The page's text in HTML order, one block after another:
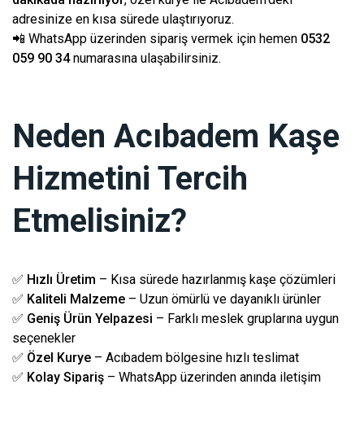
adresinize en kısa sürede ulaştırıyoruz.
📲 WhatsApp üzerinden sipariş vermek için hemen 0532
059 90 34numarasına ulaşabilirsiniz.
Neden Acıbadem Kaşe
Hizmetini Tercih
Etmelisiniz?
✅ Hızlı Üretim – Kısa sürede hazırlanmış kaşe çözümleri
✅ Kaliteli Malzeme – Uzun ömürlü ve dayanıklı ürünler
✅ Geniş Ürün Yelpazesi – Farklı meslek gruplarına uygun
seçenekler
✅ Özel Kurye – Acıbadem bölgesine hızlı teslimat
✅ Kolay Sipariş – WhatsApp üzerinden anında iletişim